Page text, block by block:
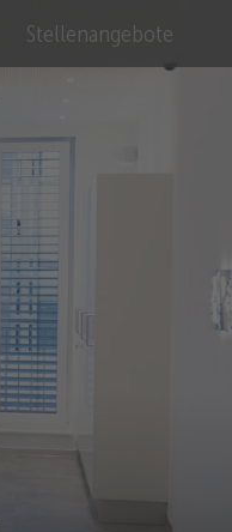
Stellenangebote